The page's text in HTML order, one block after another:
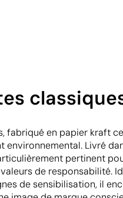
fabriqué en papier kraft
Livré
pertinent
de responsabilité.
de sensibilisation, il